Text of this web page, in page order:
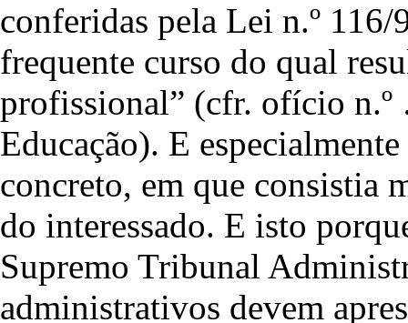
conferidas pela Lei n.º
frequente curso do qual
profissional” (cfr. ofício
Educação). E
concreto, em que consistia
do interessado. E isto
Supremo Tribunal
administrativos devem